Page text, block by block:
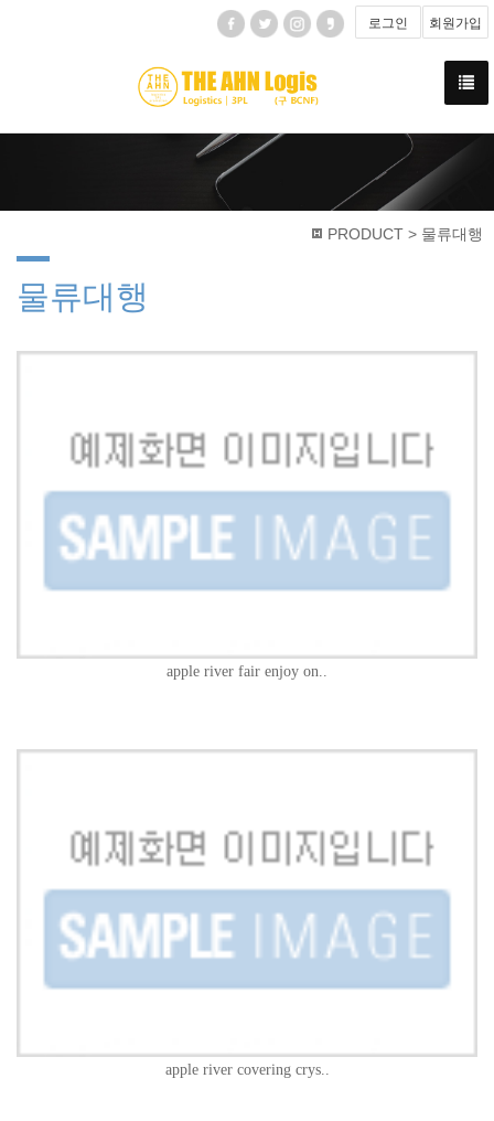
로그인 회원가입
PRODUCT > 물류대행
물류대행
apple river fair enjoy on..
apple river covering crys..